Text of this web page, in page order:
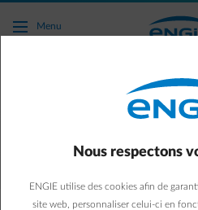
Accéder au contenu principal
Menu
Comment savoir si mon
Nous respectons
ENGIE utilise des cookies afin de
site web, personnaliser celui-ci en